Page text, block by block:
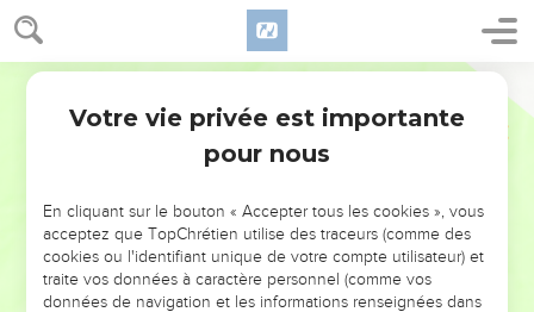
NE MANQUEZ PAS L’ÉVÉNEMENT
DE L’ANNÉE !
ET SI LEURS ERREURS POUVAIENT VOUS ÉVITER LES
VOTRES ?
Votre vie privée est importante
pour nous
En cliquant sur le bouton « Accepter tous les cookies », vous
acceptez que TopChrétien utilise des traceurs (comme des
cookies ou l'identifiant unique de votre compte utilisateur) et
traite vos données à caractère personnel (comme vos
données de navigation et les informations renseignées dans